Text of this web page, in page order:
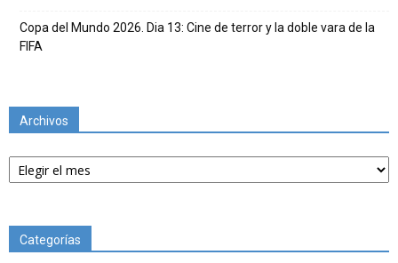
Copa del Mundo 2026. Dia 13: Cine de terror y la doble vara de la
FIFA
Archivos
Archivos
Categorías